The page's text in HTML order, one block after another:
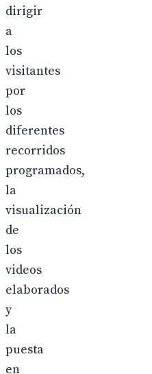
dirigir
a
los
visitantes
por
los
diferentes
recorridos
programados,
la
visualización
de
los
videos
elaborados
y
la
puesta
en